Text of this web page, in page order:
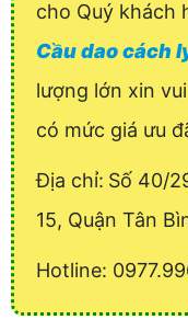
cho Quý khách
Cầu dao cách
lượng lớn xin
có mức giá ưu
Địa chỉ: Số 40/
15, Quận Tân
Hotline: